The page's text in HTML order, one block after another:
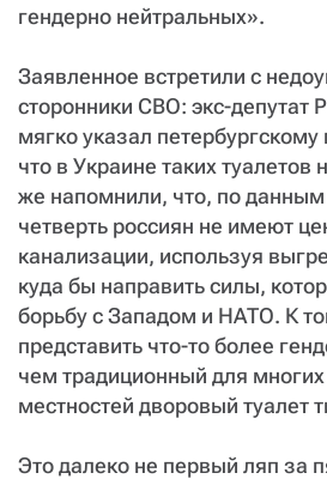
гендерно нейтральных».
Заявленное встретили с
сторонники СВО: экс-депутат
мягко указал петербургскому
что в Украине таких
же напомнили, что, по данным
четверть россиян не имеют
канализации, используя
куда бы направить силы,
борьбу с Западом и НАТО. К
представить что-то более
чем традиционный для многих
местностей дворовый туалет
Это далеко не первый ляп за